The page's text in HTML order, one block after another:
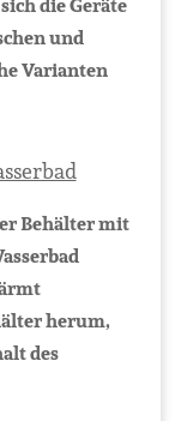
und
Varianten
Behälter mit
herum,
des